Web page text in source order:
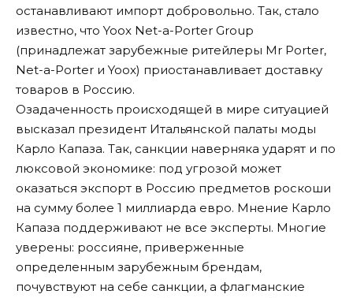
останавливают импорт добровольно. Так, стало
известно, что Yoox Net-a-Porter Group
(принадлежат зарубежные ритейлеры Mr Porter,
Net-a-Porter и Yoox) приостанавливает доставку
товаров в Россию.
Озадаченность происходящей в мире ситуацией
высказал президент Итальянской палаты моды
Карло Капаза. Так, санкции наверняка ударят и по
люксовой экономике: под угрозой может
оказаться экспорт в Россию предметов роскоши
на сумму более 1 миллиарда евро. Мнение Карло
Капаза поддерживают не все эксперты. Многие
уверены: россияне, приверженные
определенным зарубежным брендам,
почувствуют на себе санкции, а флагманские